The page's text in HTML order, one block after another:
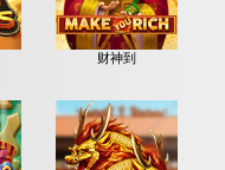
财神到